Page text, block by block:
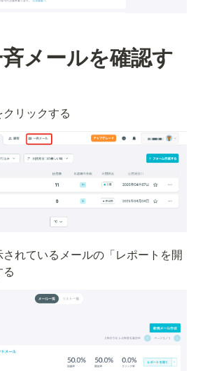
メールを確認す
クリックする
されているメールの「レポートを開